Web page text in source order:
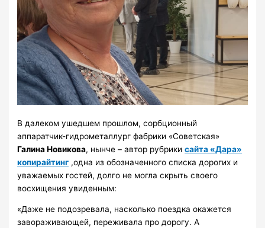
В далеком ушедшем прошлом, сорбционный
аппаратчик-гидрометаллург фабрики «Советская»
Галина Новикова, нынче – автор рубрикисайта «Дара»
копирайтинг ,одна из обозначенного списка дорогих и
уважаемых гостей, долго не могла скрыть своего
восхищения увиденным:
«Даже не подозревала, насколько поездка окажется
завораживающей, переживала про дорогу. А